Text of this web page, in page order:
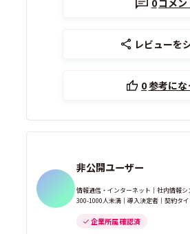
レビューを
0参考にな
非公開ユーザー
情報通信・インターネット｜社内情報シ
300-1000人未満｜導入決定者｜契約タ
企業所属 確認済